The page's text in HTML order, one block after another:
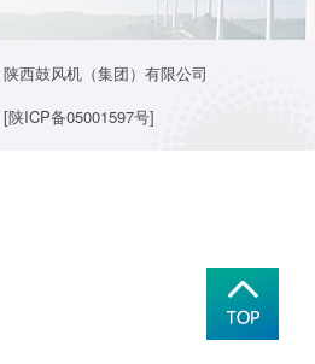
陕西鼓风机（集团）有限公司
[陕ICP备05001597号]